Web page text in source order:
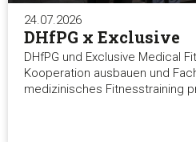
24.07.2026
DHfPG x Exclusive
DHfPG und Exclusive Medical
Kooperation ausbauen und
medizinisches Fitnesstraining